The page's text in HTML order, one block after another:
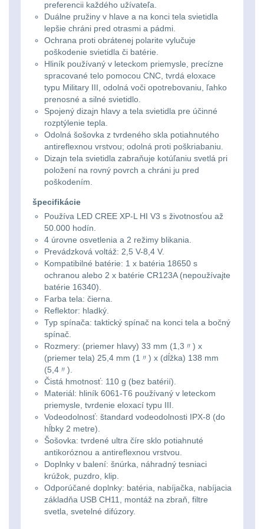
kempingové
lampy
Potápačské
svetlá
Kapesní
svítilny
Policejní
svítilny
Vyhledávací
svítilny
Lovecké
svítilny
Nabíjacie
baterky
Svietidlá
magnetom
Svietidlá
CRI≥90
Laserové
Nad 30 L74
Batohy přes rameno
Cestovní batohy a
tašky
Dětské batohy3
Brašne a tašky 44
Ledvinky60
Duffle bagy 25
Univerzalní tašky59
Přepravne tašky na
zbraně39
Hydratační vaky10
Pouzdra a Kapsy611
Organizéry109
Na opasek136
Na láhev 42
Na zasobniky157
Odhazováky39
preferencii každého užívateľa.
Duálne pružiny v hlave a na konci tela svietidla
lepšie chráni pred otrasmi a pádmi.
Ochrana proti obrátenej polarite vylučuje
poškodenie svietidla či batérie.
Hliník používaný v leteckom priemysle, precízne
spracované telo pomocou CNC, tvrdá eloxace
typu Military III, odolná voči opotrebovaniu, ľahko
prenosné a silné svietidlo.
Spojený dizajn hlavy a tela svietidla pre účinné
rozptýlenie tepla.
Odolná šošovka z tvrdeného skla potiahnutého
antireflexnou vrstvou; odolná proti poškriabaniu.
Dizajn tela svietidla zabraňuje kotúľaniu svetlá pri
položení na rovný povrch a chráni ju pred
poškodením.
špecifikácie
Používa LED CREE XP-L HI V3 s životnosťou až
50.000 hodín.
4 úrovne osvetlenia a 2 režimy blikania.
Prevádzková voltáž: 2,5 V-8,4 V.
Kompatibilné batérie: 1 x batéria 18650 s
ochranou alebo 2 x batérie CR123A (nepoužívajte
batérie 16340).
Farba tela: čierna.
Reflektor: hladký.
Typ spínača: taktický spínač na konci tela a bočný
spínač.
Rozmery: (priemer hlavy) 33 mm (1,3〃) x
(priemer tela) 25,4 mm (1〃) x (dĺžka) 138 mm
(5,4〃).
Čistá hmotnosť: 110 g (bez batérií).
Materiál: hliník 6061-T6 používaný v leteckom
priemysle, tvrdenie eloxací typu III.
Vodeodolnosť: štandard vodeodolnosti IPX-8 (do
hĺbky 2 metre).
Šošovka: tvrdené ultra číre sklo potiahnuté
antikoróznou a antireflexnou vrstvou.
Doplnky v balení: šnúrka, náhradný tesniaci
krúžok, puzdro, klip.
Odporúčané doplnky: batéria, nabíjačka, nabíjacia
základňa USB CH11, montáž na zbraň, filtre
svetla, svetelné difúzory.